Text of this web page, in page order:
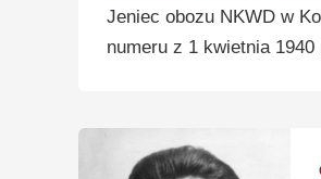
Jeniec obozu NKWD w
numeru z 1 kwietnia